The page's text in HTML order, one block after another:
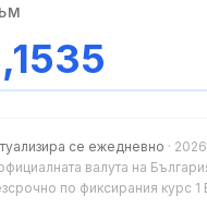
се ежедневно ·
валута на
по фиксирания курс 1